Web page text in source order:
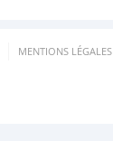
MENTIONS LÉGALES